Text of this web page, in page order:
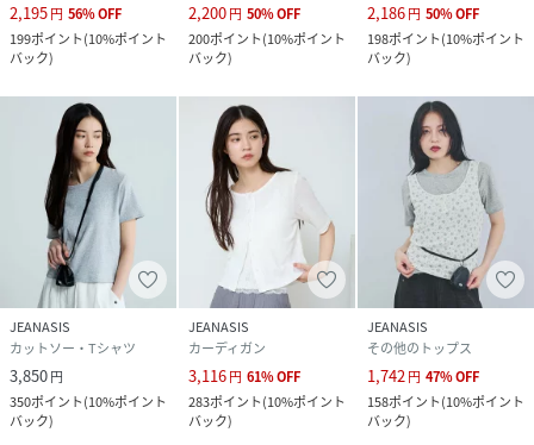
2,195円 56%OFF
199ポイント(10%ポイント
バック)
2,200円 50%OFF
200ポイント(10%ポイント
バック)
2,186円 50%OFF
198ポイント(10%ポイント
バック)
JEANASIS
カットソー・Tシャツ
3,850円
350ポイント(10%ポイント
バック)
JEANASIS
カーディガン
3,116円 61%OFF
283ポイント(10%ポイント
バック)
JEANASIS
その他のトップス
1,742 円 47%OFF
158ポイント(10%ポイント
バック)